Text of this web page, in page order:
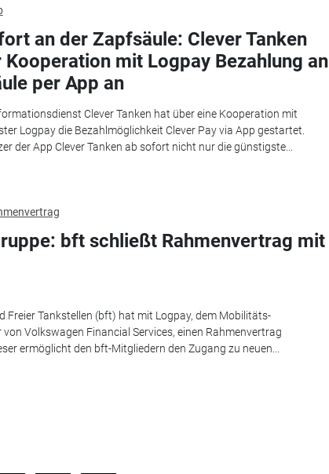
an der Zapfsäule: Clever Tanken
Kooperation mit Logpay Bezahlung an
per App an
Clever Tanken hat über eine Kooperation mit
Logpay die Bezahlmöglichkeit Clever Pay via App gestartet.
der App Clever Tanken ab sofort nicht nur die günstigste...
bft schließt Rahmenvertrag mit
Freier Tankstellen (bft) hat mit Logpay, dem Mobilitäts-
Volkswagen Financial Services, einen Rahmenvertrag
ermöglicht den bft-Mitgliedern den Zugang zu neuen...